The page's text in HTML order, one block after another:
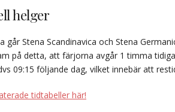
helger
går Stena Scandinavica och Stena
på detta, att färjorna avgår 1 timma
09:15 följande dag, vilket innebär att
tidtabeller här!